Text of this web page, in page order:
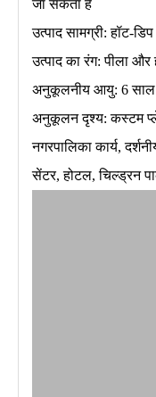
जा सकता है
उत्पाद सामग्री: हॉट-
उत्पाद का रंग: पीला
अनुकूलनीय आयु: 6
अनुकूलन दृश्य: कस्टम
नगरपालिका कार्य,
सेंटर, होटल, चिल्ड्रन